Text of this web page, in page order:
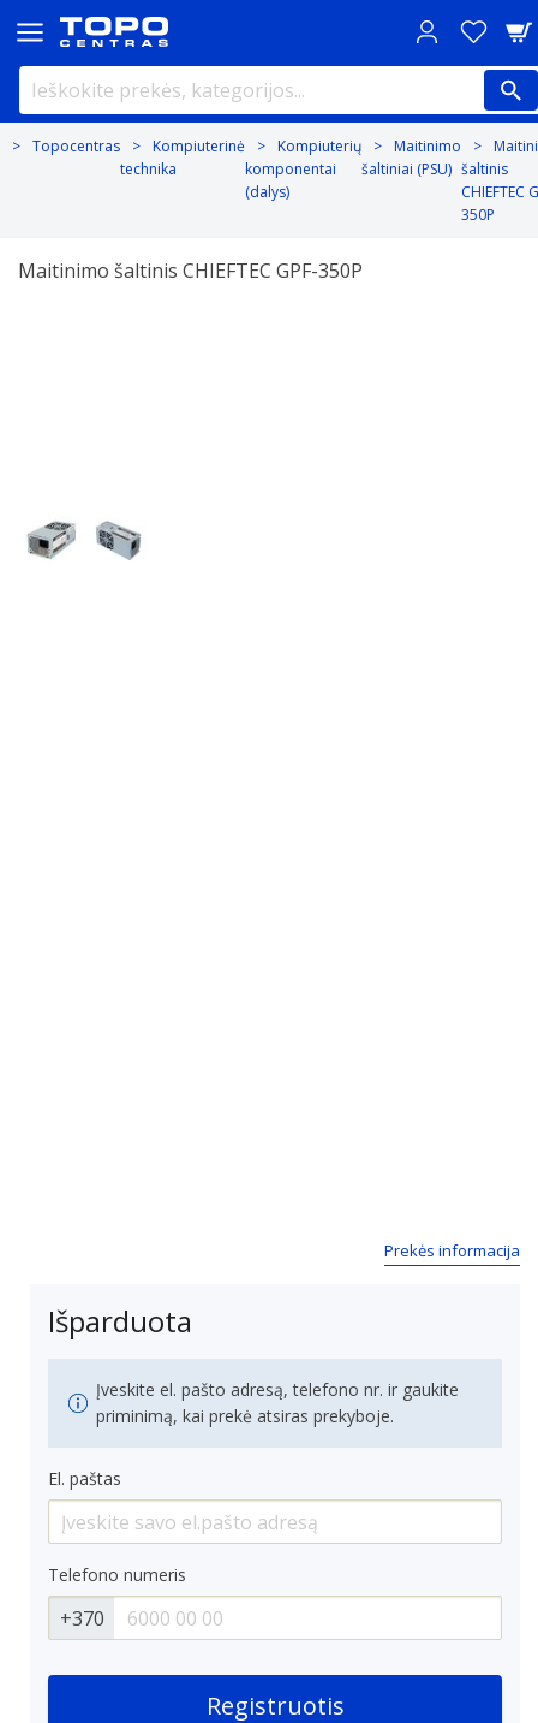
Topocentras
Kompiuterinė
technika
Kompiuterių
komponentai
(dalys)
Maitinimo
šaltiniai (PSU) šaltinis
CHIEFTEC
350P
Maitinimo šaltinis CHIEFTEC GPF-350P
Prekės informacija
Išparduota
Įveskite el. pašto adresą, telefono nr. ir gaukite
priminimą, kai prekė atsiras prekyboje.
El. paštas
Telefono numeris
+370
Registruotis